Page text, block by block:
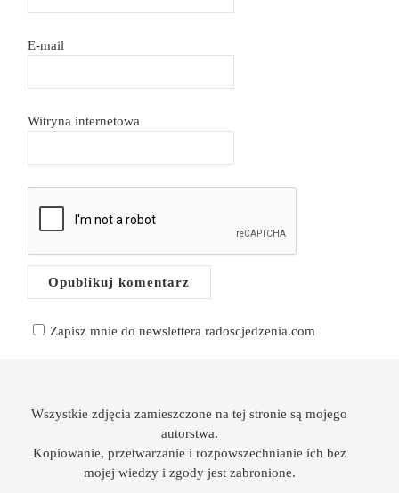
E-mail
Witryna internetowa
Zapisz mnie do newslettera radoscjedzenia.com
Wszystkie zdjęcia zamieszczone na tej stronie są mojego
autorstwa.
Kopiowanie, przetwarzanie i rozpowszechnianie ich bez
mojej wiedzy i zgody jest zabronione.